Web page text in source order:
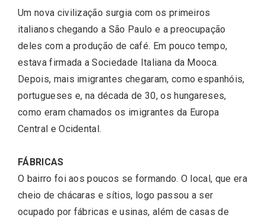
Um nova civilização surgia com os primeiros
italianos chegando a São Paulo e a preocupação
deles com a produção de café. Em pouco tempo,
estava firmada a Sociedade Italiana da Mooca.
Depois, mais imigrantes chegaram, como espanhóis,
portugueses e, na década de 30, os hungareses,
como eram chamados os imigrantes da Europa
Central e Ocidental.
FÁBRICAS
O bairro foi aos poucos se formando. O local, que era
cheio de chácaras e sítios, logo passou a ser
ocupado por fábricas e usinas, além de casas de